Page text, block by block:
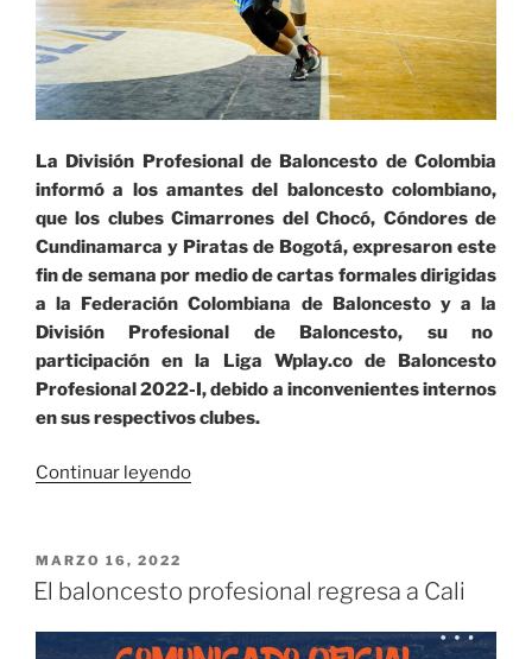
La División Profesional de Baloncesto de Colombia
informó a los amantes del baloncesto colombiano,
que los clubes Cimarrones del Chocó, Cóndores de
Cundinamarca y Piratas de Bogotá, expresaron este
fin de semana por medio de cartas formales dirigidas
a la Federación Colombiana de Baloncesto y a la
División Profesional de Baloncesto, su no
participación en la Liga Wplay.co de Baloncesto
Profesional 2022-I, debido a inconvenientes internos
en sus respectivos clubes.
Continuar leyendo«La
Baloncesto
2022-
PUBLICADO
EL
MARZO 16, 2022
El baloncesto profesional regresa a Cali